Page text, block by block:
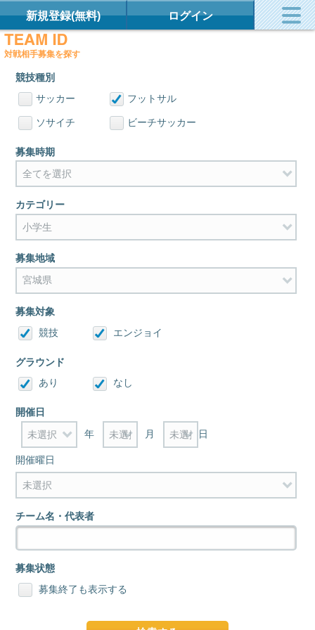
新規登録(無料) ログイン
対戦相手募集を探す
競技種別
サッカー
フットサル
ソサイチ ビーチサッカー
募集時期
カテゴリー
募集地域
募集対象
競技
エンジョイ
グラウンド
あり
なし
開催日
年
月 日
開催曜日
チーム名・代表者
募集状態
募集終了も表示する